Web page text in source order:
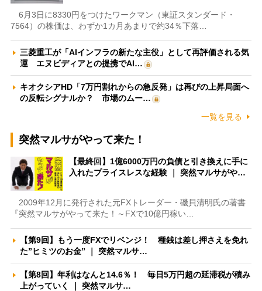
6月3日に8330円をつけたワークマン（東証スタンダード・
7564）の株価は、わずか1カ月あまりで約34％下落…
三菱重工が「AIインフラの新たな主役」として再評価される気
運 エヌビディアとの提携でAI…
キオクシアHD「7万円割れからの急反発」は再びの上昇局面へ
の反転シグナルか？ 市場のムー…
一覧を見る
突然マルサがやって来た！
【最終回】1億6000万円の負債と引き換えに手に
入れたプライスレスな経験 ｜ 突然マルサがや…
2009年12月に発行された元FXトレーダー・磯貝清明氏の著書
『突然マルサがやって来た！～FXで10億円稼い…
【第9回】もう一度FXでリベンジ！ 種銭は差し押さえを免れ
た”ヒミツのお金” ｜ 突然マルサ…
【第8回】年利はなんと14.6％！ 毎日5万円超の延滞税が積み
上がっていく ｜ 突然マルサ…